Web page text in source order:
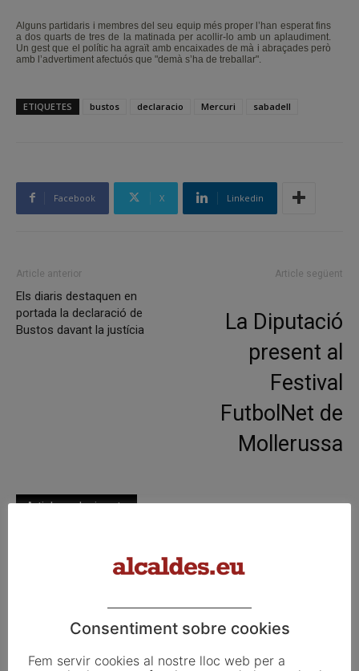
Alguns partidaris i membres del seu equip més proper l’han esperat fins
a dos quarts de tres de la matinada per acollir-lo amb un aplaudiment.
Un gest que el polític ha agraït amb encaixades de mà i abraçades però
amb l’advertiment afectuós que "demà s’ha de treballar".
ETIQUETES bustos declaracio Mercuri sabadell
Facebook X Linkedin
Article anterior
Els diaris destaquen en
portada la declaració de
Bustos davant la justícia
Article següent
La Diputació
present al
Festival
FutbolNet de
Mollerussa
Articles relacionats
habitatges d’ús turístic per preservar
La UE activa les primeres obligacions
afecten els ajuntaments
Consentiment sobre cookies
Fem servir cookies al nostre lloc web per a